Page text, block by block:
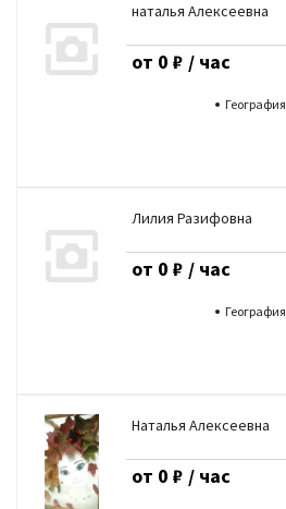
География
от 0 ₽ / час
наталья Алексеевна
География
от 0 ₽ / час
Лилия Разифовна
от 0 ₽ / час
Наталья Алексеевна